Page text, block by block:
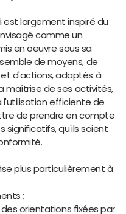
est largement inspiré du
comme un
en oeuvre sous sa
de moyens, de
d'actions, adaptés à
maîtrise de ses activités,
l'utilisation efficiente de
de prendre en compte
significatifs, qu'ils soient
plus particulièrement à
;
orientations fixées par